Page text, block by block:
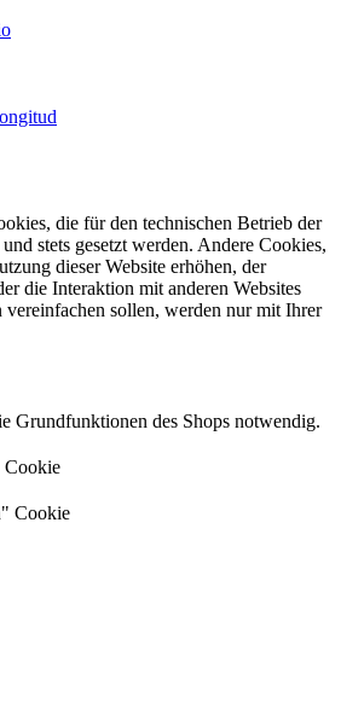
die für den technischen Betrieb der
stets gesetzt werden. Andere Cookies,
dieser Website erhöhen, der
die Interaktion mit anderen Websites
sollen, werden nur mit Ihrer
Grundfunktionen des Shops notwendig.
Cookie
Cookie